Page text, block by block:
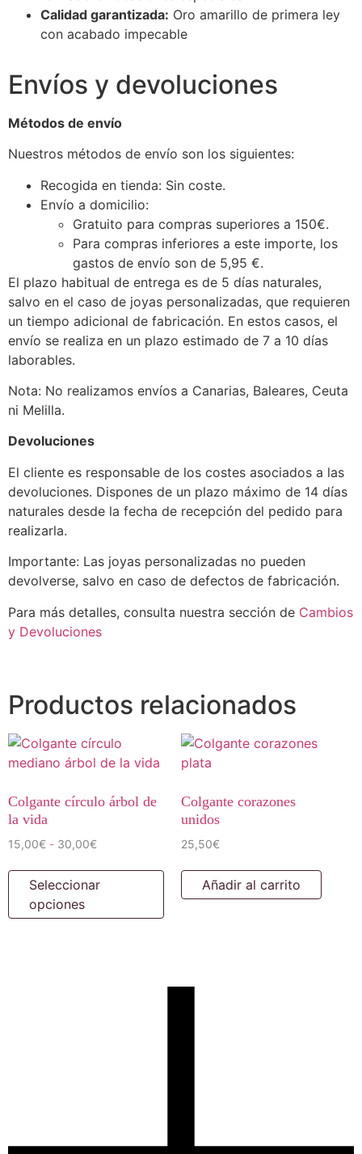
Calidad garantizada: Oro amarillo de primera ley
con acabado impecable
Envíos y devoluciones
Métodos de envío
Nuestros métodos de envío son los siguientes:
Recogida en tienda: Sin coste.
Envío a domicilio:
Gratuito para compras superiores a 150€.
Para compras inferiores a este importe, los
gastos de envío son de 5,95 €.
El plazo habitual de entrega es de 5 días naturales,
salvo en el caso de joyas personalizadas, que requieren
un tiempo adicional de fabricación. En estos casos, el
envío se realiza en un plazo estimado de 7 a 10 días
laborables.
Nota: No realizamos envíos a Canarias, Baleares, Ceuta
ni Melilla.
Devoluciones
El cliente es responsable de los costes asociados a las
devoluciones. Dispones de un plazo máximo de 14 días
naturales desde la fecha de recepción del pedido para
realizarla.
Importante: Las joyas personalizadas no pueden
devolverse, salvo en caso de defectos de fabricación.
Para más detalles, consulta nuestra sección de Cambios
y Devoluciones
Productos relacionados
Colgante círculo árbol de
la vida
15,00€ - 30,00€
Seleccionar
opciones
Colgante corazones
unidos
25,50€
Añadir al carrito